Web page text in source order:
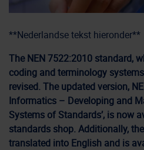
**Nederlandse tekst hieronder**
The NEN 7522:2010 standard,
coding and terminology
revised. The updated version,
Informatics – Developing and
Systems of Standards’, is now
standards shop. Additionally,
translated into English and is